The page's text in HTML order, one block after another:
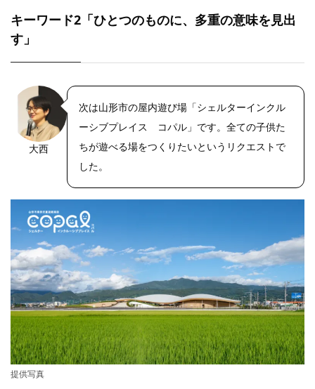
キーワード2「ひとつのものに、多重の意味を見出
す」
大西
次は山形市の屋内遊び場「シェルターインクル
ーシブプレイス コパル」です。全ての子供た
ちが遊べる場をつくりたいというリクエストで
した。
提供写真